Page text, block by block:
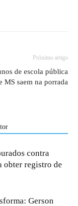
Próximo artigo
de escola pública
MS saem na porrada
contra
obter registro de
Gerson